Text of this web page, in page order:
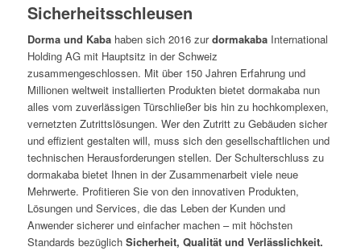
Sicherheitsschleusen
Dorma und Kabahaben sich 2016 zurdormakabaInternational
Holding AG mit Hauptsitz in der Schweiz
zusammengeschlossen. Mit über 150 Jahren Erfahrung und
Millionen weltweit installierten Produkten bietet dormakaba nun
alles vom zuverlässigen Türschließer bis hin zu hochkomplexen,
vernetzten Zutrittslösungen. Wer den Zutritt zu Gebäuden sicher
und effizient gestalten will, muss sich den gesellschaftlichen und
technischen Herausforderungen stellen. Der Schulterschluss zu
dormakaba bietet Ihnen in der Zusammenarbeit viele neue
Mehrwerte. Profitieren Sie von den innovativen Produkten,
Lösungen und Services, die das Leben der Kunden und
Anwender sicherer und einfacher machen – mit höchsten
Standards bezüglich Sicherheit, Qualität und Verlässlichkeit.